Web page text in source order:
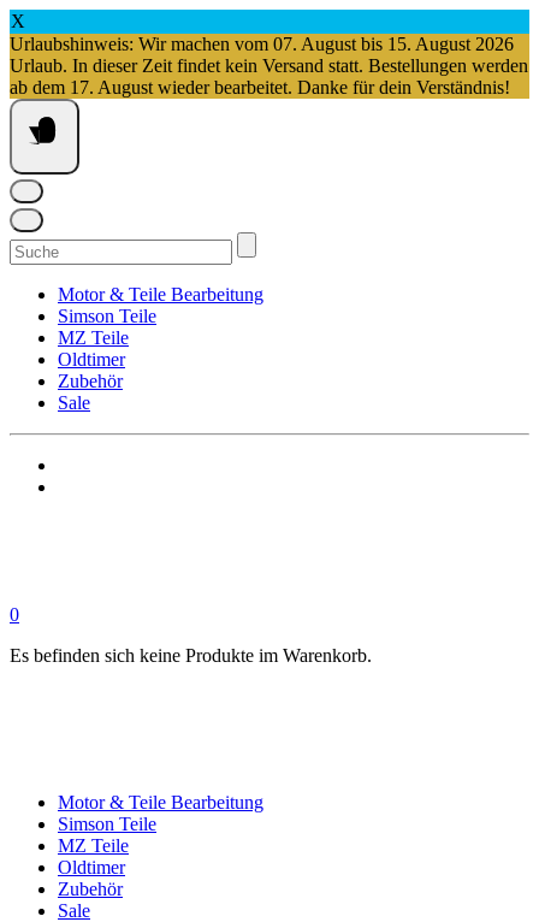
X
Urlaubshinweis: Wir machen vom 07. August bis 15. August 2026
Urlaub. In dieser Zeit findet kein Versand statt. Bestellungen werden
ab dem 17. August wieder bearbeitet. Danke für dein Verständnis!
Springe
zum
Inhalt
Suchen
nach:
Motor & Teile Bearbeitung
Simson Teile
MZ Teile
Oldtimer
Zubehör
Sale
0
Es befinden sich keine Produkte im Warenkorb.
Motor & Teile Bearbeitung
Simson Teile
MZ Teile
Oldtimer
Zubehör
Sale